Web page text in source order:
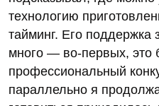
технологию
тайминг. Его поддержка
много — во-первых, это
профессиональный
параллельно я